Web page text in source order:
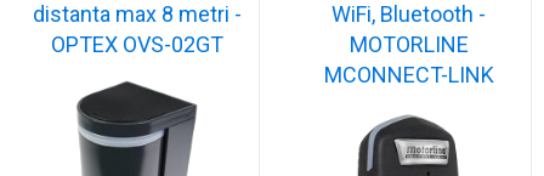
distanta max 8 metri -
OPTEX OVS-02GT
WiFi, Bluetooth -
MOTORLINE
MCONNECT-LINK